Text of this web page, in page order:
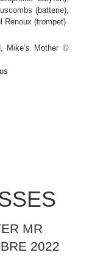
(batterie),
Renoux (trompet)
Mike’s Mother ©
MR
2022